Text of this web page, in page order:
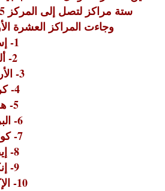
ستة مراكز لتصل إلى المركز 15 في أعلى تصنيف لكلّ منهما على الإطلاق.
وجاءت المراكز العشرة
1- إسبانيا: 1614 نقطة
2- ألمانيا: 1416 نقطة
3- الأرجنتين: 1287 نقطة
4- كرواتيا: 1222 نقطة
5- هولندا: 1158 نقطة
6- البرتغال: 1137 نقطة
7- كولومبيا: 1123 نقطة
8- إيطاليا: 1097 نقطة
9- إنكلترا: 1095 نقطة
10- الإكوادور: 1066 نقطة